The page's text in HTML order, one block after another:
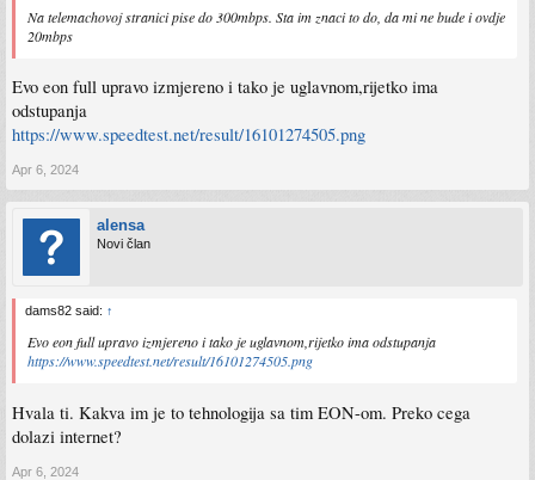
Na telemachovoj stranici pise do 300mbps. Sta im znaci to do, da mi ne bude i ovdje
20mbps
Evo eon full upravo izmjereno i tako je uglavnom,rijetko ima
odstupanja
https://www.speedtest.net/result/16101274505.png
Apr 6, 2024
alensa
Novi član
dams82 said: ↑
Evo eon full upravo izmjereno i tako je uglavnom,rijetko ima odstupanja
https://www.speedtest.net/result/16101274505.png
Hvala ti. Kakva im je to tehnologija sa tim EON-om. Preko cega
dolazi internet?
Apr 6, 2024